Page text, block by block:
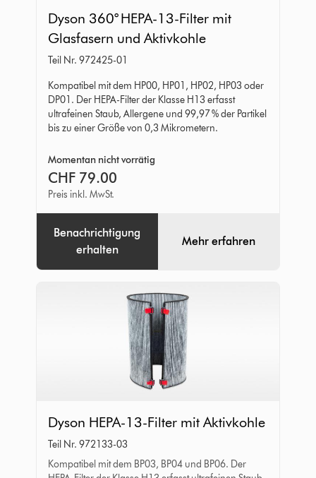
360°
HEPA-
13-
Filter
mit
Glasfasern
Aktivkohle
Dyson 360° HEPA-13-Filter mit
Glasfasern und Aktivkohle
Teil Nr. 972425-01
Kompatibel mit dem HP00, HP01, HP02, HP03 oder
DP01. Der HEPA-Filter der Klasse H13 erfasst
ultrafeinen Staub, Allergene und 99,97 % der Partikel
bis zu einer Größe von 0,3 Mikrometern.
Momentan nicht vorrätig
CHF 79.00
Preis inkl. MwSt.
Benachrichtigung
erhalten
Mehr erfahren
HEPA-
13-
Filter
Dyson HEPA-13-Filter mit Aktivkohle
Teil Nr. 972133-03
Kompatibel mit dem BP03, BP04 und BP06. Der